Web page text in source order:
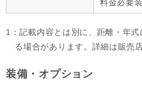
料金必要
1：記載内容とは別に、距離・年
る場合があります。詳細は販売
装備・オプション